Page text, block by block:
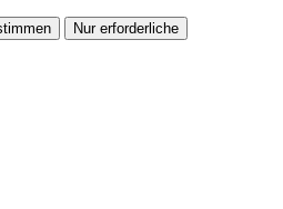
Nur erforderliche